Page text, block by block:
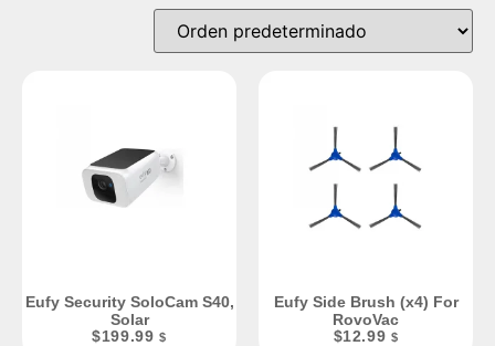
Eufy Security SoloCam S40,
Solar
$199.99 $
Eufy Side Brush (x4) For
RovoVac
$12.99 $